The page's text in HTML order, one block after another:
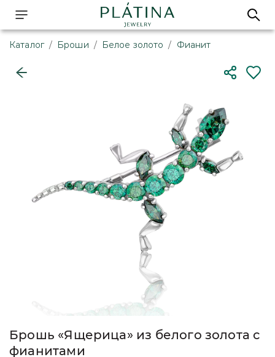
Каталог / Броши / Белое золото / Фианит
Брошь «Ящерица» из белого золота с
фианитами